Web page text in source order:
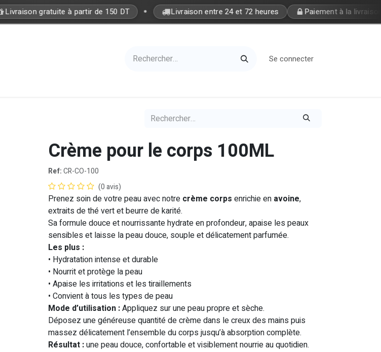
Livraison gratuite à partir de 150 DT Livraison entre 24 et 72 heures Paiement à la livraison
Se connecter
Crème pour le corps 100ML
Ref:CR-CO-100
(0 avis)
Prenez soin de votre peau avec notre crème corps enrichie en avoine,
extraits de thé vert et beurre de karité.
Sa formule douce et nourrissante hydrate en profondeur, apaise les peaux
sensibles et laisse la peau douce, souple et délicatement parfumée.
Les plus :
• Hydratation intense et durable
• Nourrit et protège la peau
• Apaise les irritations et les tiraillements
• Convient à tous les types de peau
Mode d’utilisation :Appliquez sur une peau propre et sèche.
Déposez une généreuse quantité de crème dans le creux des mains puis
massez délicatement l’ensemble du corps jusqu’à absorption complète.
Résultat :une peau douce, confortable et visiblement nourrie au quotidien.